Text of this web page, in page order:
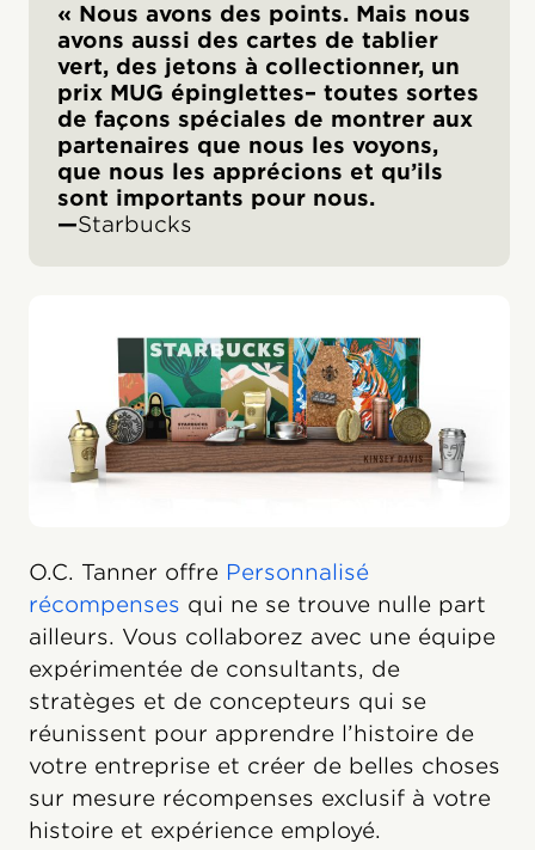
« Nous avons des points. Mais nous
avons aussi des cartes de tablier
vert, des jetons à collectionner, un
prix MUG épinglettes– toutes sortes
de façons spéciales de montrer aux
partenaires que nous les voyons,
que nous les apprécions et qu’ils
sont importants pour nous.
—Starbucks
O.C. Tanner offre Personnalisé
récompenses qui ne se trouve nulle part
ailleurs. Vous collaborez avec une équipe
expérimentée de consultants, de
stratèges et de concepteurs qui se
réunissent pour apprendre l’histoire de
votre entreprise et créer de belles choses
sur mesure récompenses exclusif à votre
histoire et expérience employé.